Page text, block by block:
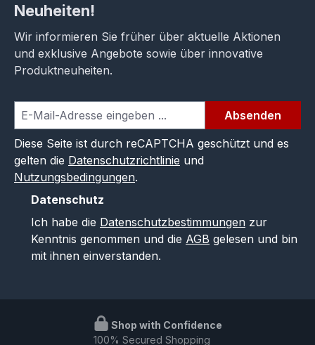
Neuheiten!
Wir informieren Sie früher über aktuelle Aktionen
und exklusive Angebote sowie über innovative
Produktneuheiten.
Absenden
Diese Seite ist durch reCAPTCHA geschützt und es
gelten die Datenschutzrichtlinie und
Nutzungsbedingungen.
Datenschutz
Ich habe die Datenschutzbestimmungen zur
Kenntnis genommen und die AGB gelesen und bin
mit ihnen einverstanden.
Shop with Confidence
100% Secured Shopping